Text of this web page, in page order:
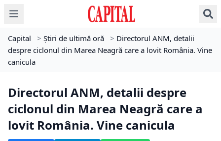
Capital > Știri de ultimă oră > Directorul ANM, detalii
despre ciclonul din Marea Neagră care a lovit România. Vine
canicula
Directorul ANM, detalii despre
ciclonul din Marea Neagră care a
lovit România. Vine canicula